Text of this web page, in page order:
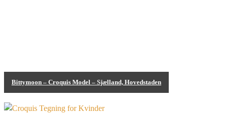
Bodypainting
Bittymoon – Croquis Model – Sjælland, Hovedstaden